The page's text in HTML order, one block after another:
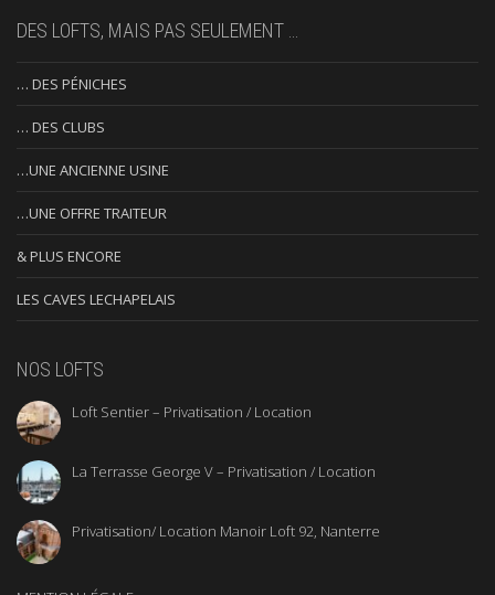
DES LOFTS, MAIS PAS SEULEMENT …
… DES PÉNICHES
… DES CLUBS
…UNE ANCIENNE USINE
…UNE OFFRE TRAITEUR
& PLUS ENCORE
LES CAVES LECHAPELAIS
NOS LOFTS
Loft Sentier – Privatisation / Location
La Terrasse George V – Privatisation / Location
Privatisation/ Location Manoir Loft 92, Nanterre